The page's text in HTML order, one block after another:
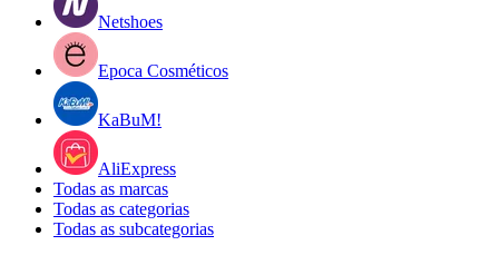
Netshoes
Epoca Cosméticos
KaBuM!
AliExpress
Todas as marcas
Todas as categorias
Todas as subcategorias